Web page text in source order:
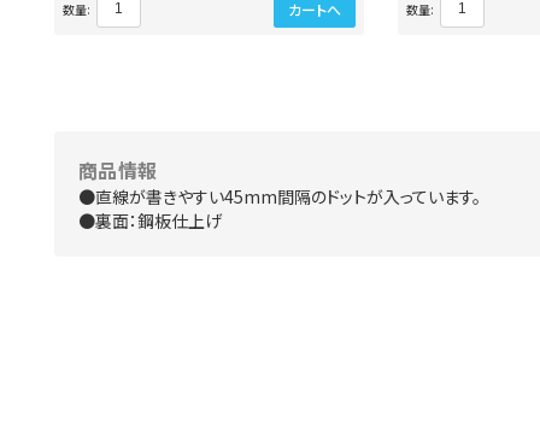
数量: カートへ 数量:
商品情報
●直線が書きやすい45mm間隔のドットが入っています。
●裏面：鋼板仕上げ